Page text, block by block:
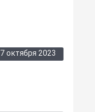
7 октября 2023